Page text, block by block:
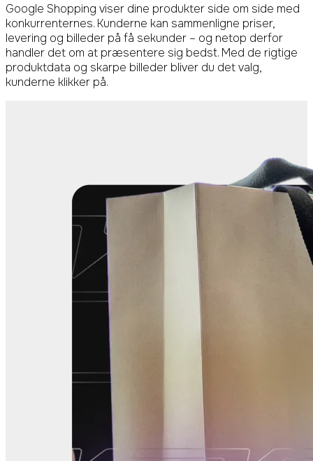
Google Shopping viser dine produkter side om side med
konkurrenternes. Kunderne kan sammenligne priser,
levering og billeder på få sekunder – og netop derfor
handler det om at præsentere sig bedst. Med de rigtige
produktdata og skarpe billeder bliver du det valg,
kunderne klikker på.